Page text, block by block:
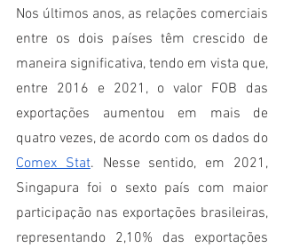
Nos últimos anos, as relações comerciais
entre os dois países têm crescido de
maneira significativa, tendo em vista que,
entre 2016 e 2021, o valor FOB das
exportações aumentou em mais de
Comex Stat. Nesse sentido, em 2021,
Singapura foi o sexto país com maior
participação nas exportações brasileiras,
representando 2,10% das exportações